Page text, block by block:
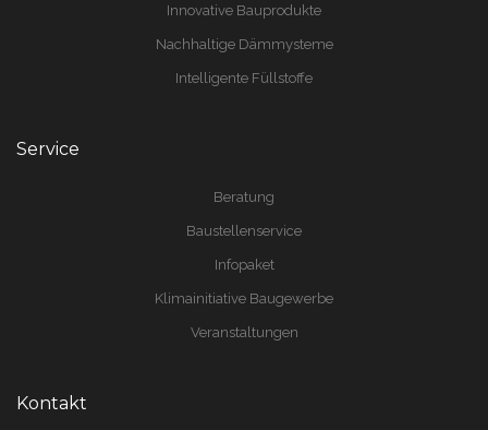
Innovative Bauprodukte
Nachhaltige Dämmysteme
Intelligente Füllstoffe
Service
Beratung
Baustellenservice
Infopaket
Klimainitiative Baugewerbe
Veranstaltungen
Kontakt